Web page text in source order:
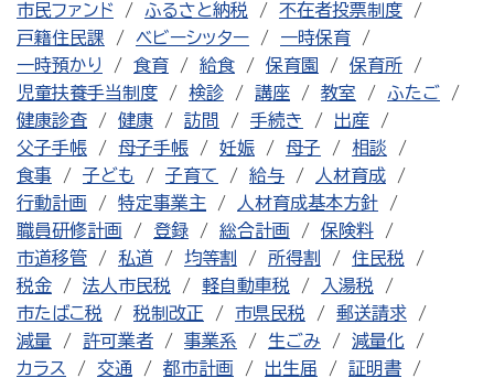
市民ファンド
ふるさと納税
不在者投票制度
戸籍住民課
ベビーシッター
一時保育
一時預かり
食育 給食 保育園
保育所
児童扶養手当制度
検診 講座 教室
ふたご
健康診査
健康 訪問 手続き
出産
父子手帳
母子手帳 妊娠 母子
相談
食事
子ども 子育て 給与
人材育成
行動計画
特定事業主
人材育成基本方針
職員研修計画
登録 総合計画
保険料
市道移管
私道 均等割 所得割
住民税
税金
法人市民税 軽自動車税
入湯税
市たばこ税
税制改正 市県民税
郵送請求
減量
許可業者 事業系 生ごみ
減量化
カラス
交通 都市計画 出生届
証明書